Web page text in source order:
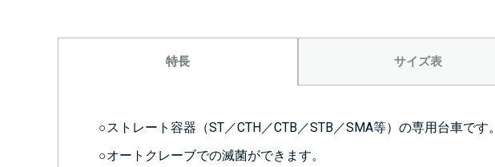
特長 サイズ表
○ストレート容器（ST／CTH／CTB／STB／SMA等）の専用台車です。
○オートクレーブでの滅菌ができます。